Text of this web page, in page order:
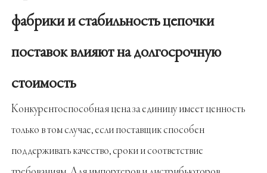
фабрики и стабильность цепочки
поставок влияют на долгосрочную
стоимость
Конкурентоспособная цена за единицу имеет ценность
только в том случае, если поставщик способен
поддерживать качество, сроки и соответствие